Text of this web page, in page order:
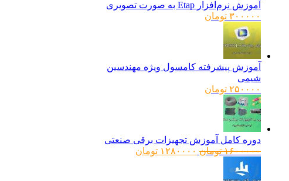
آموزش نرم‌افزار Etap به صورت تصویری
۳۰۰۰۰۰ تومان
آموزش پیشرفته کامسول ویژه مهندسین
شیمی
۲۵۰۰۰۰ تومان
دوره کامل آموزش تجهیزات برقی صنعتی
۱۶۰۰۰۰۰ تومان قیمت
۱۲۸۰۰۰۰ تومان